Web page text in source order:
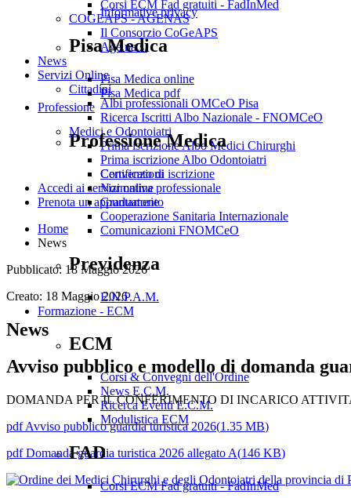
Informative privacy
Pisa Medica
Pisa Medica online
Pisa Medica pdf
Professione
Professione Medica
Convenzioni
Normativa professionale
Graduatorie
Cooperazione Sanitaria Internazionale
Comunicazioni FNOMCeO
Previdenza
E.N.P.A.M.
Formazione - ECM
ECM
Corsi & Convegni dell'Ordine
News E.C.M.
Ricerca Eventi E.C.M.
Modulistica ECM
FAD
Corsi ECM Fad gratuiti - FadInMed
Corsi ECM Fad gratuiti - FadInMed
COGEAPS - AGENAS
Il Consorzio CoGeAPS
Age.na.s.
News
Servizi Online
Cittadini
Albi professionali OMCeO Pisa
Ricerca Iscritti Albo Nazionale - FNOMCeO
Medici e Odontoiatri
Prima iscrizione Albo Medici Chirurghi
Prima iscrizione Albo Odontoiatri
Certificato di iscrizione
Accedi ai servizi online
Prenota un appuntamento
Home
News
Pubblicato: 18 Maggio 2026
Creato: 18 Maggio 2026
News
Avviso pubblico e modello di domanda
DOMANDA PER IL CONFERIMENTO DI INCARICO
pdfAvviso pubblico guardia turistica 2026(1.35 MB)
pdfDomanda guardia turistica 2026 allegato A(146 KB)